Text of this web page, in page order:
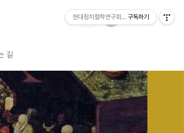
길
현대정치철학연구회 공방구독하기